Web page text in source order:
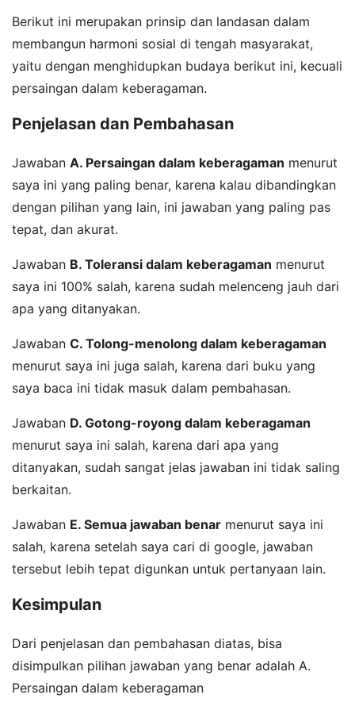
Berikut ini merupakan prinsip dan landasan dalam
membangun harmoni sosial di tengah masyarakat,
yaitu dengan menghidupkan budaya berikut ini, kecuali
persaingan dalam keberagaman.
Penjelasan dan Pembahasan
Jawaban A. Persaingan dalam keberagaman menurut
saya ini yang paling benar, karena kalau dibandingkan
dengan pilihan yang lain, ini jawaban yang paling pas
tepat, dan akurat.
Jawaban B. Toleransi dalam keberagaman menurut
saya ini 100% salah, karena sudah melenceng jauh dari
apa yang ditanyakan.
Jawaban C. Tolong-menolong dalam keberagaman
menurut saya ini juga salah, karena dari buku yang
saya baca ini tidak masuk dalam pembahasan.
Jawaban D. Gotong-royong dalam keberagaman
menurut saya ini salah, karena dari apa yang
ditanyakan, sudah sangat jelas jawaban ini tidak saling
berkaitan.
Jawaban E. Semua jawaban benar menurut saya ini
salah, karena setelah saya cari di google, jawaban
tersebut lebih tepat digunkan untuk pertanyaan lain.
Kesimpulan
Dari penjelasan dan pembahasan diatas, bisa
disimpulkan pilihan jawaban yang benar adalah A.
Persaingan dalam keberagaman